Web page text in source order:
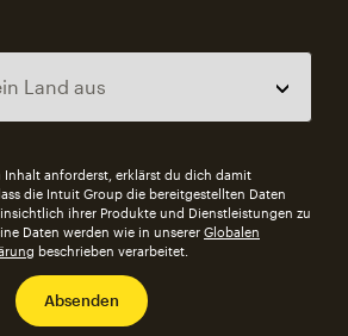
Inhalt anforderst, erklärst du dich damit
die Intuit Group die bereitgestellten Daten
ihrer Produkte und Dienstleistungen zu
Daten werden wie in unserer Globalen
beschrieben verarbeitet.